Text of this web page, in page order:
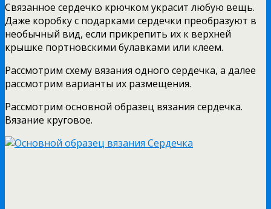
Связанное сердечко крючком украсит любую вещь.
Даже коробку с подарками сердечки преобразуют в
необычный вид, если прикрепить их к верхней
крышке портновскими булавками или клеем.
Рассмотрим схему вязания одного сердечка, а далее
рассмотрим варианты их размещения.
Рассмотрим основной образец вязания сердечка.
Вязание круговое.